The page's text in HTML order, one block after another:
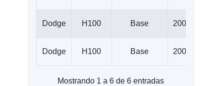
Dodge H100 Base 2007
Dodge H100 Base 2008
Mostrando 1 a 6 de 6 entradas